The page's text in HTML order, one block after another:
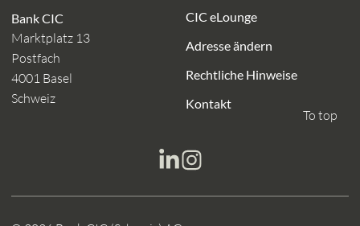
Bank CIC
Marktplatz 13
Postfach
4001 Basel
Schweiz
CIC eLounge
Adresse ändern
Rechtliche Hinweise
Kontakt
To top